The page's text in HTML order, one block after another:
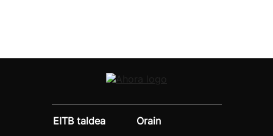
EITB taldea
Orain